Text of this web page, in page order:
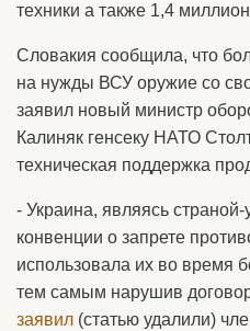
техники а также 1,4
Словакия сообщила, что
на нужды ВСУ оружие со
заявил новый министр
Калиняк генсеку НАТО
техническая поддержка
- Украина, являясь
конвенции о запрете
использовала их во время
тем самым нарушив
заявил (статью удалили)